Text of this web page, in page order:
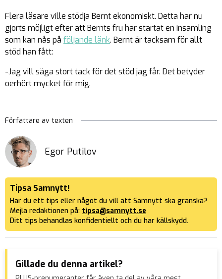
Flera läsare ville stödja Bernt ekonomiskt. Detta har nu
gjorts möjligt efter att Bernts fru har startat en insamling
som kan nås på följande länk. Bernt är tacksam för allt
stöd han fått:
-Jag vill säga stort tack för det stöd jag får. Det betyder
oerhört mycket för mig.
Författare av texten
Egor Putilov
Tipsa Samnytt!
Har du ett tips eller något du vill att Samnytt ska granska?
Mejla redaktionen på: tipsa@samnytt.se
Ditt tips behandlas konfidentiellt och du har källskydd.
Gillade du denna artikel?